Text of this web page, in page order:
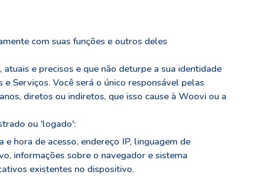
com suas funções e outros deles
e precisos e que não deturpe a sua identidade
Serviços. Você será o único responsável pelas
diretos ou indiretos, que isso cause à Woovi ou a
ou 'logado':
hora de acesso, endereço IP, linguagem de
informações sobre o navegador e sistema
existentes no dispositivo.